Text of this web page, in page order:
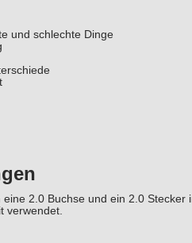
und schlechte Dinge
2.0 Buchse und ein 2.0
verwendet.